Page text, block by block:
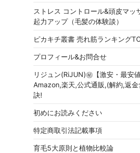
ストレス コントロール&頭皮マッ
起力アップ（毛髪の体験談）
ピカキチ叢書 売れ筋ランキング
プロフィール&お問合せ
リジュン(RiJUN)㊙【激安・最安
Amazon,楽天,公式通販,(解約,返
訣!
初めにお読みください
特定商取引法記載事項
育毛5大原則と植物比較論